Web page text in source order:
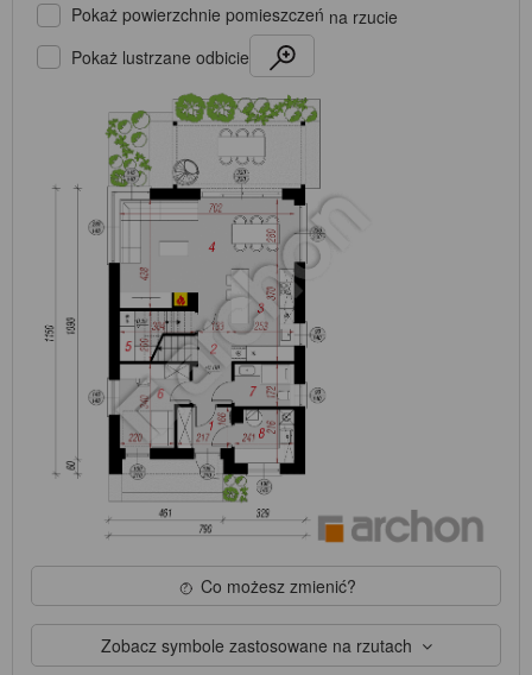
Pokaż powierzchnie pomieszczeń na rzucie
Pokaż lustrzane odbicie
Co możesz zmienić?
Zobacz symbole zastosowane na rzutach